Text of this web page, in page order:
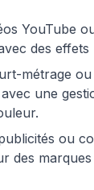
YouTube
des
métrage
une
ou
des